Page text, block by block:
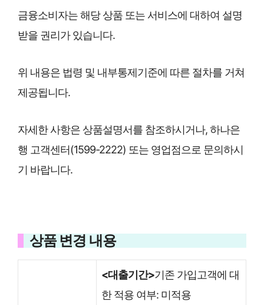
금융소비자는 해당 상품 또는 서비스에 대하여 설명
받을 권리가 있습니다.
위 내용은 법령 및 내부통제기준에 따른 절차를 거쳐
제공됩니다.
자세한 사항은 상품설명서를 참조하시거나, 하나은
행 고객센터(1599-2222) 또는 영업점으로 문의하시
기 바랍니다.
상품 변경 내용
<대출기간>기존 가입고객에 대
한 적용 여부: 미적용